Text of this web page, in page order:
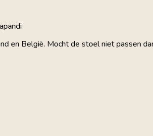
en België. Mocht de stoel niet passen